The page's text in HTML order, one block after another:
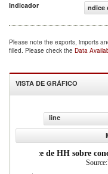
Indicador
ndice
Please note the exports, imports
filled. Please check the Data
VISTA DE GRÁFICO
line
ndice de HH sobre